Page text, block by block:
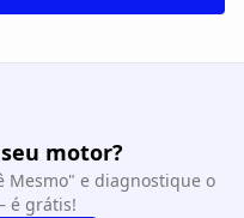
motor?
Mesmo" e diagnostique o
é grátis!